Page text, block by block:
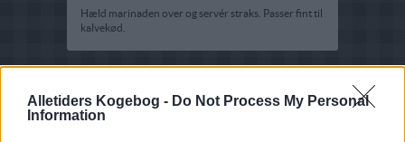
Alletiders Kogebog - Do Not Process My Personal
Information
Hæld marinaden over og servér straks. Passer fint til
kalvekød.